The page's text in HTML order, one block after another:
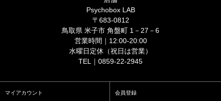
Psychobox LAB
〒683-0812
鳥取県 米子市 角盤町 1－27－6
営業時間｜12:00-20:00
水曜日定休（祝日は営業）
TEL｜0859-22-2945
マイアカウント 会員登録